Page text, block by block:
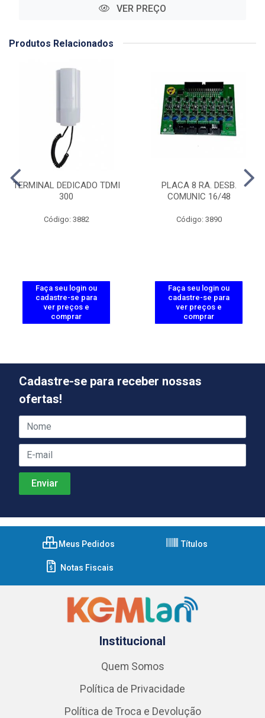
VER PREÇO
Produtos Relacionados
TERMINAL DEDICADO TDMI
300
Código: 3882
Faça seu login ou
cadastre-se para
ver preços e
comprar
PLACA 8 RA. DESB.
COMUNIC 16/48
Código: 3890
Faça seu login ou
cadastre-se para
ver preços e
comprar
Cadastre-se para receber nossas
ofertas!
Meus Pedidos Títulos
Notas Fiscais
Institucional
Quem Somos
Política de Privacidade
Política de Troca e Devolução